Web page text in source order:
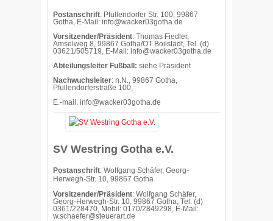
Postanschrift: Pfullendorfer Str. 100, 99867
Gotha, E-Mail: info@wacker03gotha.de
Vorsitzender/Präsident: Thomas Fiedler,
Amselweg 8, 99867 Gotha/OT Boilstädt, Tel. (d)
03621/505719, E-Mail: info@wacker03gotha.de
Abteilungsleiter Fußball: siehe Präsident
Nachwuchsleiter: n.N., 99867 Gotha,
Pfullendorferstraße 100,
E.-mail. info@wacker03gotha.de
SV Westring Gotha e.V.
Postanschrift: Wolfgang Schäfer, Georg-
Herwegh-Str. 10, 99867 Gotha
Vorsitzender/Präsident: Wolfgang Schäfer,
Georg-Herwegh-Str. 10, 99867 Gotha, Tel. (d)
0361/228470, Mobil: 0170/2849298, E-Mail:
w.schaefer@steuerart.de